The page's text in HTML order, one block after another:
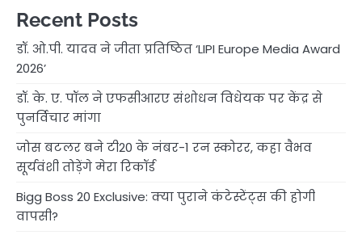
Recent Posts
डॉ. ओ.पी. यादव ने जीता प्रतिष्ठित ‘LIPI Europe Media Award
2026’
डॉ. के. ए. पॉल ने एफसीआरए संशोधन विधेयक पर केंद्र से
पुनर्विचार मांगा
जोस बटलर बने टी20 के नंबर-1 रन स्कोरर, कहा वैभव
सूर्यवंशी तोड़ेंगे मेरा रिकॉर्ड
Bigg Boss 20 Exclusive: क्या पुराने कंटेस्टेंट्स की होगी
वापसी?